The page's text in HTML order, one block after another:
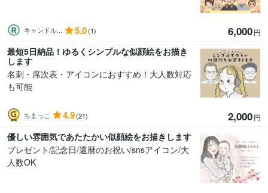
キャンドル... 5.0(1) 6,000円
最短5日納品！ゆるくシンプルな似顔絵をお描き
します
名刺・席次表・アイコンにおすすめ！大人数対応
も可能
ちまっこ 4.9(21) 2,000円
優しい雰囲気であたたかい似顔絵をお描きします
プレゼント/記念日/還暦のお祝い/snsアイコン/大
人数OK